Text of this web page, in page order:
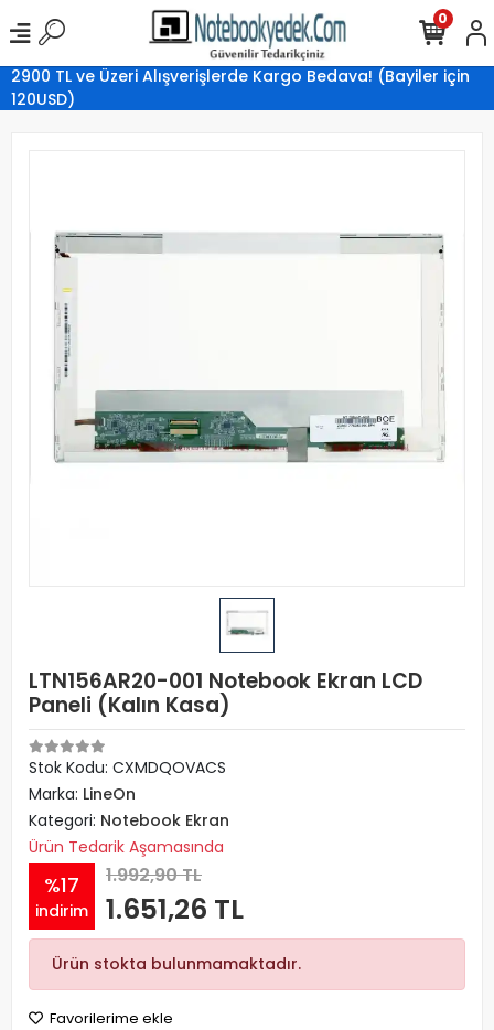
2900 TL ve Üzeri Alışverişlerde Kargo Bedava! (Bayiler için
120USD)
0
LTN156AR20-001 Notebook Ekran LCD
Paneli (Kalın Kasa)
Stok Kodu: CXMDQOVACS
Marka: LineOn
Kategori: Notebook Ekran
Ürün Tedarik Aşamasında
%17
indirim
1.992,90 TL
1.651,26 TL
Ürün stokta bulunmamaktadır.
Favorilerime ekle